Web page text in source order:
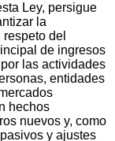
Ley, persigue
la
del
de ingresos
las actividades
entidades
hechos
nuevos y, como
y ajustes